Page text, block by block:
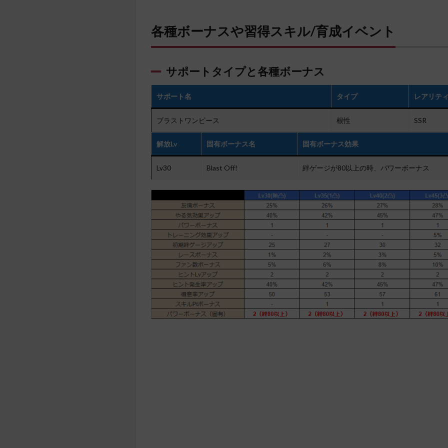
各種ボーナスや習得スキル/育成イベント
サポートタイプと各種ボーナス
サポート名 タイプ レアリテ
ブラストワンピース 根性 SSR
解放Lv 固有ボーナス名 固有ボーナス効果
Lv30 Blast Off! 絆ゲージが80以上の時、パワーボーナス